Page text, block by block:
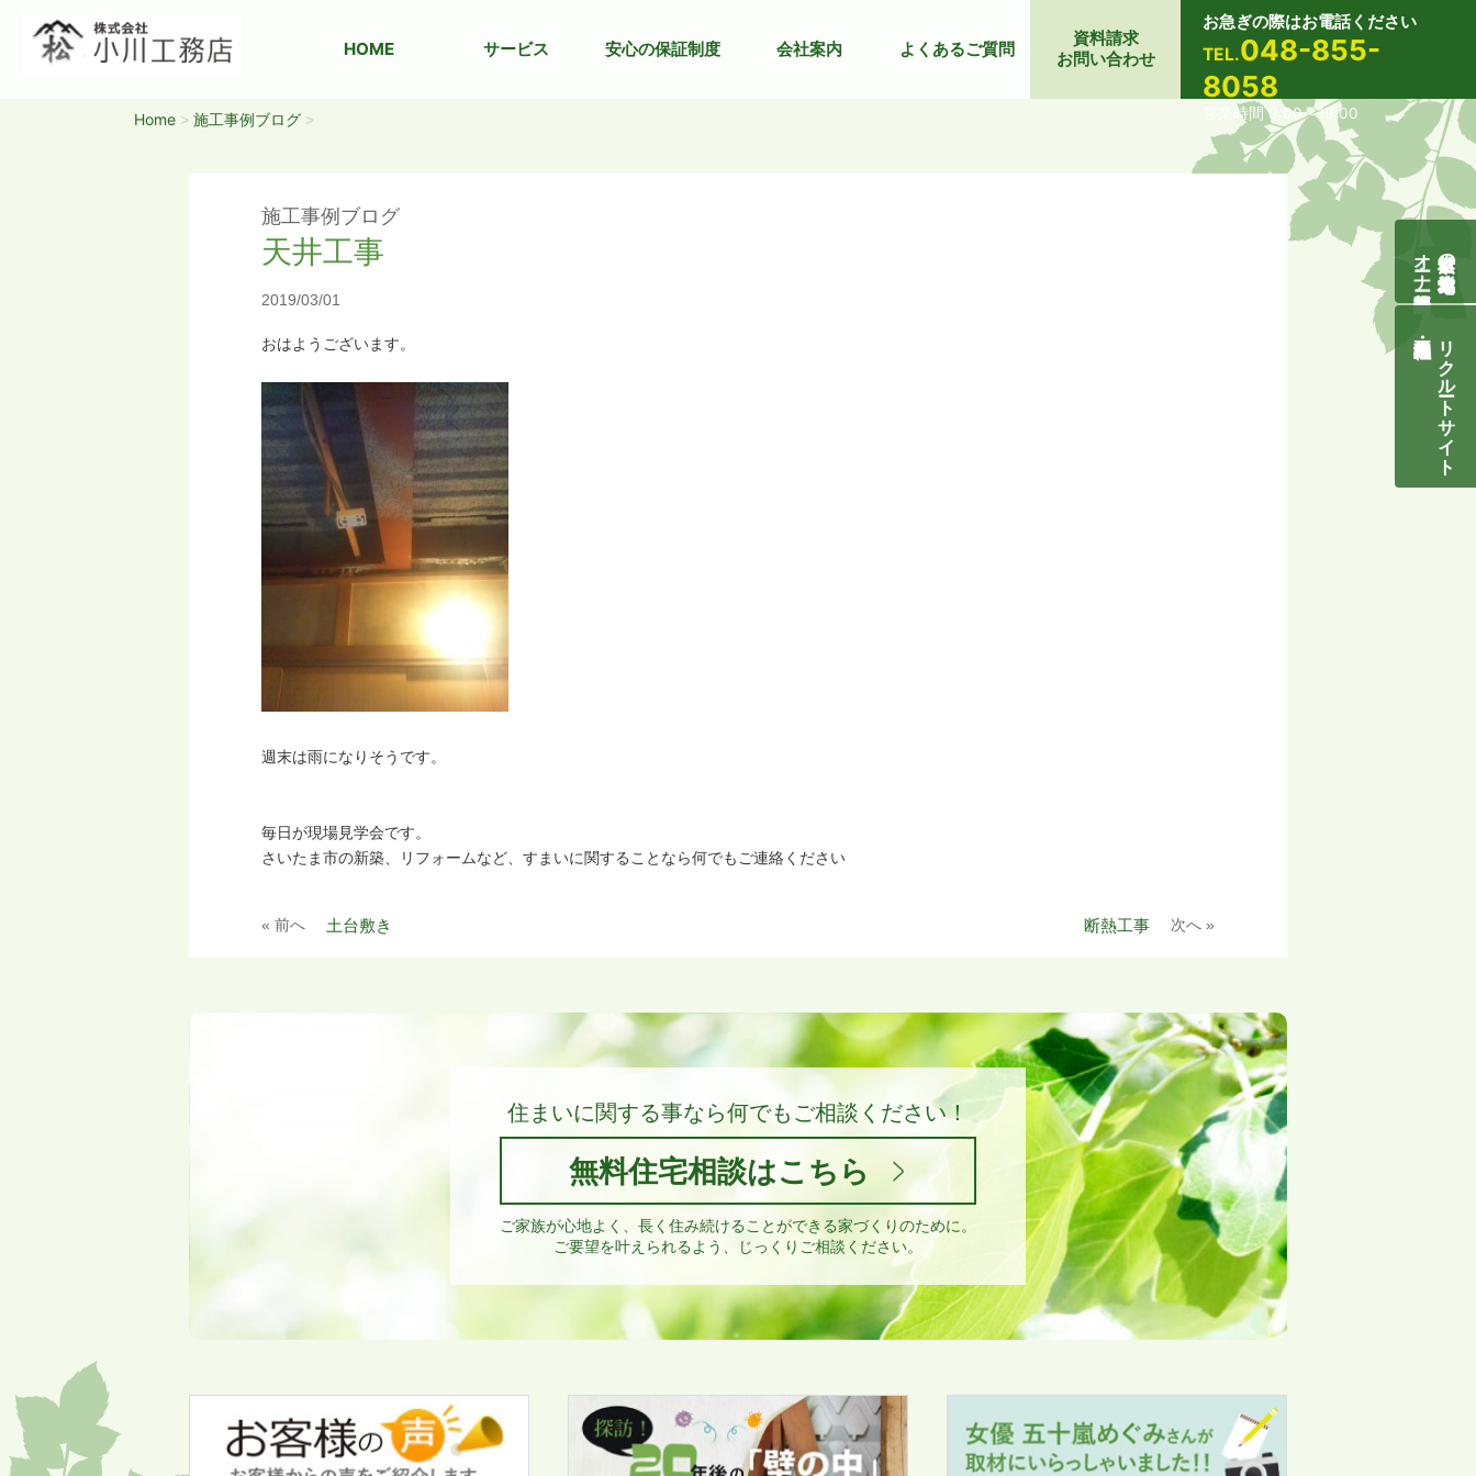
HOME サービス 安心の保証制度 会社案内 よくあるご質問
資料請求
お問い合わせ
お急ぎの際はお電話ください
TEL.048-855-
8058
営業時間 9:00～19:00
Home > 施工事例ブログ >
施工事例ブログ
天井工事
2019/03/01
おはようございます。
週末は雨になりそうです。
毎日が現場見学会です。
さいたま市の新築、リフォームなど、すまいに関することなら何でもご連絡ください
« 前へ 土台敷き 断熱工事 次へ »
住まいに関する事なら何でもご相談ください！
無料住宅相談はこちら
ご家族が心地よく、長く住み続けることができる家づくりのために。
ご要望を叶えられるよう、じっくりご相談ください。
自然素材の無垢木造住宅
オーナー様募集説明会
リクルートサイト